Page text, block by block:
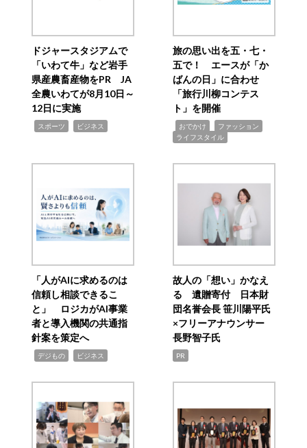
ドジャースタジアムで
「いわて牛」など岩手
県産農畜産物をPR JA
全農いわてが8月10日～
12日に実施
スポーツ ビジネス
旅の思い出を五・七・
五で！ エースが「か
ばんの日」に合わせ
「旅行川柳コンテス
ト」を開催
おでかけ ファッション
ライフスタイル
「人がAIに求めるのは
信頼し相談できるこ
と」 ロジカがAI事業
者と導入機関の共通指
針案を策定へ
デジもの ビジネス
故人の「想い」かなえ
る 遺贈寄付 日本財
団名誉会長 笹川陽平氏
×フリーアナウンサー
長野智子氏
PR